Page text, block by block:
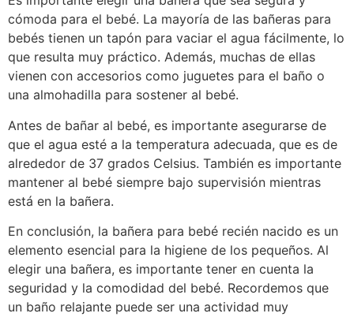
cómoda para el bebé. La mayoría de las bañeras para
bebés tienen un tapón para vaciar el agua fácilmente, lo
que resulta muy práctico. Además, muchas de ellas
vienen con accesorios como juguetes para el baño o
una almohadilla para sostener al bebé.
Antes de bañar al bebé, es importante asegurarse de
que el agua esté a la temperatura adecuada, que es de
alrededor de 37 grados Celsius. También es importante
mantener al bebé siempre bajo supervisión mientras
está en la bañera.
En conclusión, la bañera para bebé recién nacido es un
elemento esencial para la higiene de los pequeños. Al
elegir una bañera, es importante tener en cuenta la
seguridad y la comodidad del bebé. Recordemos que
un baño relajante puede ser una actividad muy